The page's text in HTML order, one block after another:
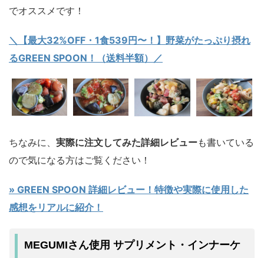
でオススメです！
＼【最大32%OFF・1食539円〜！】野菜がたっぷり摂れ
るGREEN SPOON！（送料半額）／
ちなみに、 実際に注文してみた詳細レビューも書いている
ので気になる方はご覧ください！
» GREEN SPOON 詳細レビュー！特徴や実際に使用した
感想をリアルに紹介！
MEGUMIさん使用 サプリメント・インナーケ